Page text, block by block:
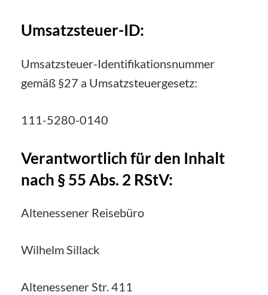
Umsatzsteuer-ID:
Umsatzsteuer-Identifikationsnummer
gemäß §27 a Umsatzsteuergesetz:
111-5280-0140
Verantwortlich für den Inhalt
nach § 55 Abs. 2 RStV:
Altenessener Reisebüro
Wilhelm Sillack
Altenessener Str. 411